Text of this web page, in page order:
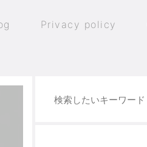
Privacy policy